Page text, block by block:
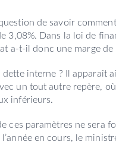
de savoir
3,08%. Dans la loi de
a-t-il donc une marge
interne ? Il apparaît
un tout autre repère,
inférieurs.
ces paramètres ne sera
en cours, le